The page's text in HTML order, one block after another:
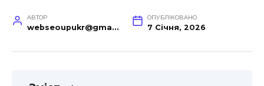
АВТОР
webseoupukr@gmail.com
ОПУБЛІКОВАНО
7 Січня, 2026